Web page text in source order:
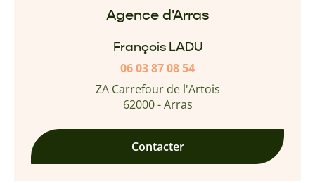
Agence d'Arras
François LADU
06 03 87 08 54
ZA Carrefour de l'Artois
62000 - Arras
Contacter